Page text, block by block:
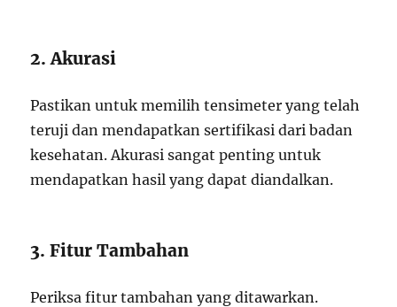
2. Akurasi
Pastikan untuk memilih tensimeter yang telah
teruji dan mendapatkan sertifikasi dari badan
kesehatan. Akurasi sangat penting untuk
mendapatkan hasil yang dapat diandalkan.
3. Fitur Tambahan
Periksa fitur tambahan yang ditawarkan.